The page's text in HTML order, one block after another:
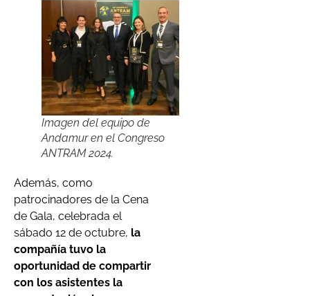
Imagen del equipo de
Andamur en el Congreso
ANTRAM 2024.
Además, como
patrocinadores de la Cena
de Gala, celebrada el
sábado 12 de octubre, la
compañía tuvo la
oportunidad de compartir
con los asistentes la